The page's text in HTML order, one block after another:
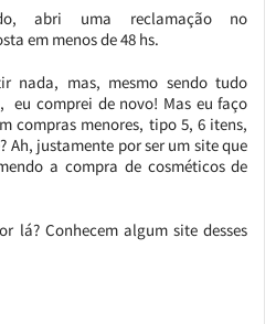
abri uma reclamação no
em menos de 48 hs.
nada, mas, mesmo sendo tudo
eu comprei de novo! Mas eu faço
compras menores, tipo 5, 6 itens,
Ah, justamente por ser um site que
a compra de cosméticos de
lá? Conhecem algum site desses